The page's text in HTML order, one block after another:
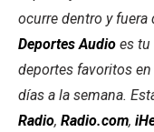
ocurre dentro y
Deportes Audio es tu
deportes favoritos
días a la semana.
Radio, Radio.com,